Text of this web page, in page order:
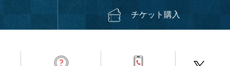
チケット購入